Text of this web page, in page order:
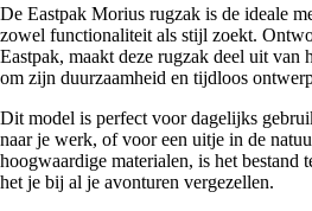
De Eastpak Morius rugzak is de ideale
zowel functionaliteit als stijl zoekt.
Eastpak, maakt deze rugzak deel uit van
om zijn duurzaamheid en tijdloos
Dit model is perfect voor dagelijks
naar je werk, of voor een uitje in de
hoogwaardige materialen, is het bestand
het je bij al je avonturen vergezellen.